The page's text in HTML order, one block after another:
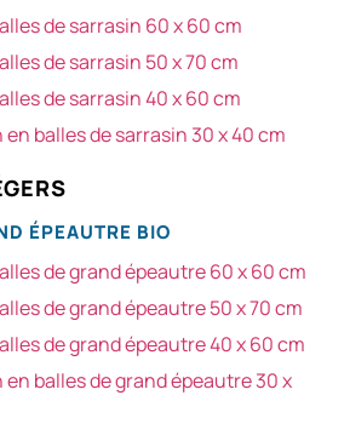
de sarrasin 60 x 60 cm
de sarrasin 50 x 70 cm
de sarrasin 40 x 60 cm
balles de sarrasin 30 x 40 cm
ÉPEAUTRE BIO
de grand épeautre 60 x 60 cm
de grand épeautre 50 x 70 cm
de grand épeautre 40 x 60 cm
balles de grand épeautre 30 x